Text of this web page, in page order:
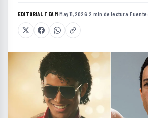
EDITORIAL TEAM·May 11, 2026·2 min de lectura·Fuente: